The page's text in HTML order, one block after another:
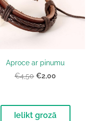
Aproce ar pinumu
€4,50 €2,00
Ielikt grozā